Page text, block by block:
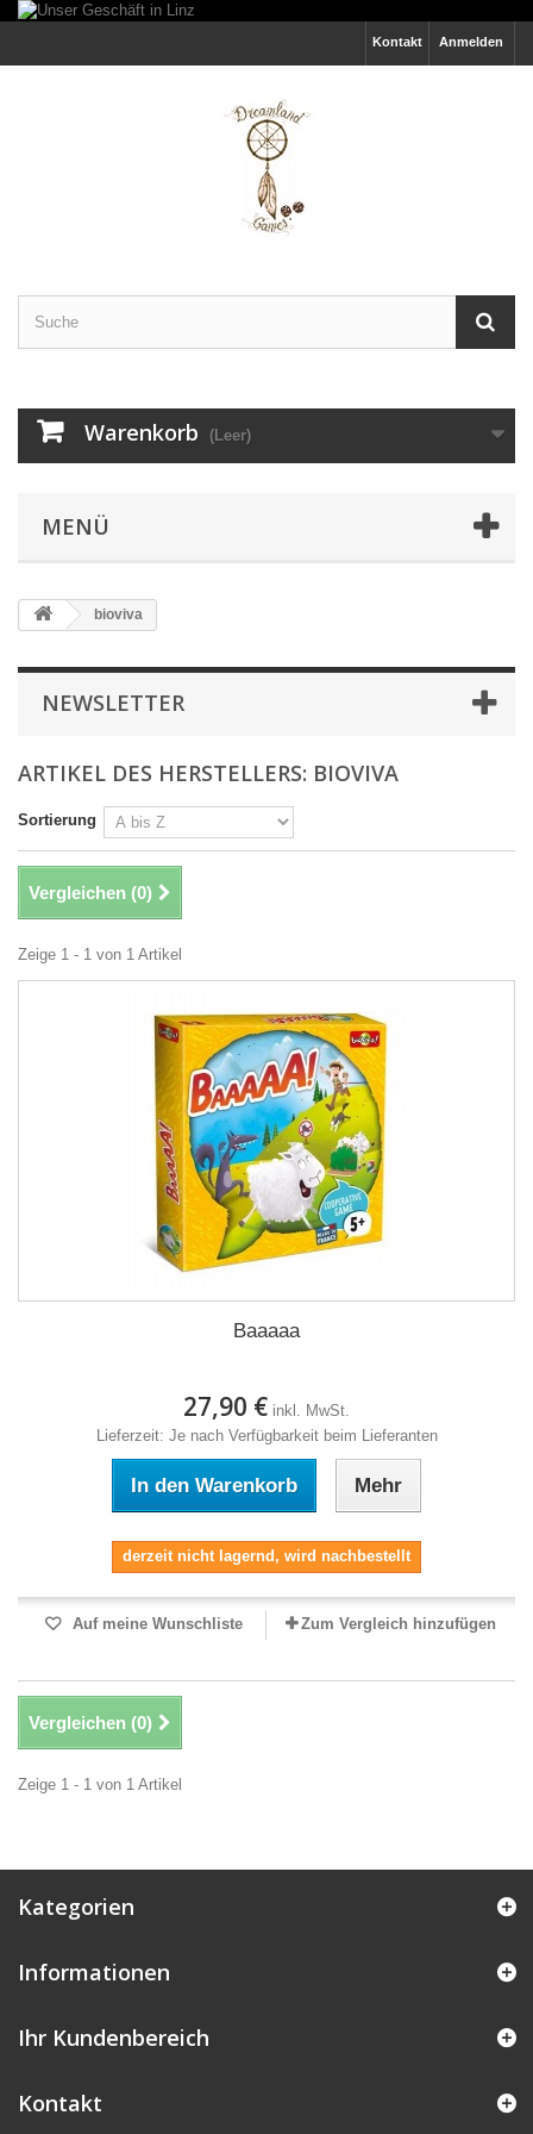
Anmelden
Kontakt
Warenkorb (Leer)
MENÜ
bioviva
NEWSLETTER
ARTIKEL DES HERSTELLERS: BIOVIVA
Sortierung
Vergleichen (0)
Zeige 1 - 1 von 1 Artikel
Baaaaa
27,90 € inkl. MwSt.
Lieferzeit: Je nach Verfügbarkeit beim Lieferanten
In den Warenkorb Mehr
derzeit nicht lagernd, wird nachbestellt
Auf meine Wunschliste Zum Vergleich hinzufügen
Vergleichen (0)
Zeige 1 - 1 von 1 Artikel
Kategorien
Informationen
Ihr Kundenbereich
Kontakt